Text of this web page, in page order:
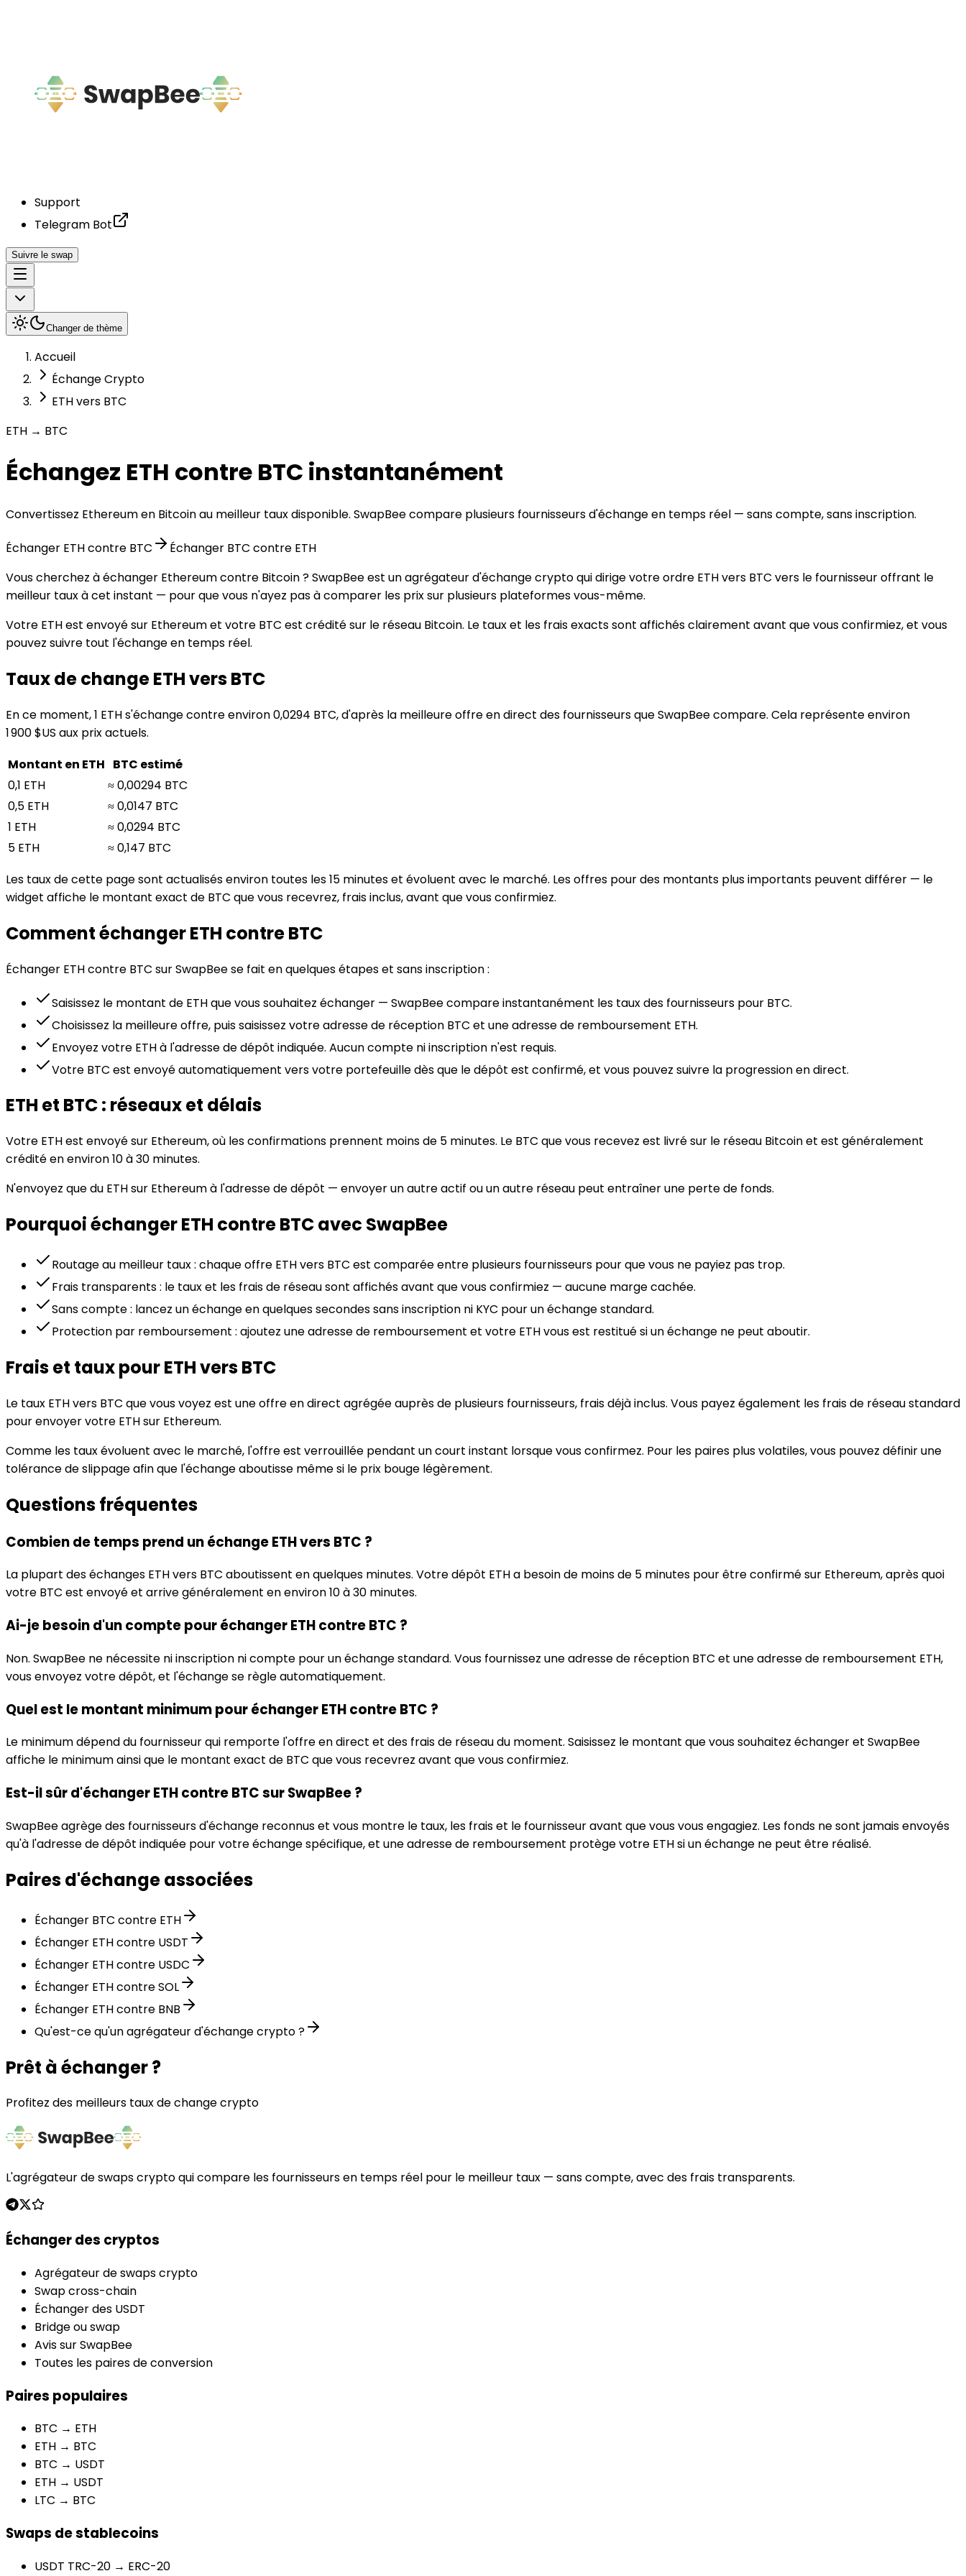
Support
Telegram Bot
Suivre le swap
Changer de thème
Accueil
Échange Crypto
ETH vers BTC
ETH → BTC
Échangez ETH contre BTC instantanément
Convertissez Ethereum en Bitcoin au meilleur taux disponible. SwapBee compare plusieurs fournisseurs d'échange en temps réel — sans compte, sans inscription.
Échanger ETH contre BTC
Échanger BTC contre ETH
Vous cherchez à échanger Ethereum contre Bitcoin ? SwapBee est un agrégateur d'échange crypto qui dirige votre ordre ETH vers BTC vers le fournisseur offrant le
meilleur taux à cet instant — pour que vous n'ayez pas à comparer les prix sur plusieurs plateformes vous-même.
Votre ETH est envoyé sur Ethereum et votre BTC est crédité sur le réseau Bitcoin. Le taux et les frais exacts sont affichés clairement avant que vous confirmiez, et vous
pouvez suivre tout l'échange en temps réel.
Taux de change ETH vers BTC
En ce moment, 1 ETH s'échange contre environ 0,0294 BTC, d'après la meilleure offre en direct des fournisseurs que SwapBee compare. Cela représente environ
1 900 $US aux prix actuels.
Montant en ETH BTC estimé
0,1 ETH
≈ 0,00294 BTC
0,5 ETH
≈ 0,0147 BTC
1 ETH
≈ 0,0294 BTC
5 ETH
≈ 0,147 BTC
Les taux de cette page sont actualisés environ toutes les 15 minutes et évoluent avec le marché. Les offres pour des montants plus importants peuvent différer — le
widget affiche le montant exact de BTC que vous recevrez, frais inclus, avant que vous confirmiez.
Comment échanger ETH contre BTC
Échanger ETH contre BTC sur SwapBee se fait en quelques étapes et sans inscription :
Saisissez le montant de ETH que vous souhaitez échanger — SwapBee compare instantanément les taux des fournisseurs pour BTC.
Choisissez la meilleure offre, puis saisissez votre adresse de réception BTC et une adresse de remboursement ETH.
Envoyez votre ETH à l'adresse de dépôt indiquée. Aucun compte ni inscription n'est requis.
Votre BTC est envoyé automatiquement vers votre portefeuille dès que le dépôt est confirmé, et vous pouvez suivre la progression en direct.
ETH et BTC : réseaux et délais
Votre ETH est envoyé sur Ethereum, où les confirmations prennent moins de 5 minutes. Le BTC que vous recevez est livré sur le réseau Bitcoin et est généralement
crédité en environ 10 à 30 minutes.
N'envoyez que du ETH sur Ethereum à l'adresse de dépôt — envoyer un autre actif ou un autre réseau peut entraîner une perte de fonds.
Pourquoi échanger ETH contre BTC avec SwapBee
Routage au meilleur taux : chaque offre ETH vers BTC est comparée entre plusieurs fournisseurs pour que vous ne payiez pas trop.
Frais transparents : le taux et les frais de réseau sont affichés avant que vous confirmiez — aucune marge cachée.
Sans compte : lancez un échange en quelques secondes sans inscription ni KYC pour un échange standard.
Protection par remboursement : ajoutez une adresse de remboursement et votre ETH vous est restitué si un échange ne peut aboutir.
Frais et taux pour ETH vers BTC
Le taux ETH vers BTC que vous voyez est une offre en direct agrégée auprès de plusieurs fournisseurs, frais déjà inclus. Vous payez également les frais de réseau standard
pour envoyer votre ETH sur Ethereum.
Comme les taux évoluent avec le marché, l'offre est verrouillée pendant un court instant lorsque vous confirmez. Pour les paires plus volatiles, vous pouvez définir une
tolérance de slippage afin que l'échange aboutisse même si le prix bouge légèrement.
Questions fréquentes
Combien de temps prend un échange ETH vers BTC ?
La plupart des échanges ETH vers BTC aboutissent en quelques minutes. Votre dépôt ETH a besoin de moins de 5 minutes pour être confirmé sur Ethereum, après quoi
votre BTC est envoyé et arrive généralement en environ 10 à 30 minutes.
Ai-je besoin d'un compte pour échanger ETH contre BTC ?
Non. SwapBee ne nécessite ni inscription ni compte pour un échange standard. Vous fournissez une adresse de réception BTC et une adresse de remboursement ETH,
vous envoyez votre dépôt, et l'échange se règle automatiquement.
Quel est le montant minimum pour échanger ETH contre BTC ?
Le minimum dépend du fournisseur qui remporte l'offre en direct et des frais de réseau du moment. Saisissez le montant que vous souhaitez échanger et SwapBee
affiche le minimum ainsi que le montant exact de BTC que vous recevrez avant que vous confirmiez.
Est-il sûr d'échanger ETH contre BTC sur SwapBee ?
SwapBee agrège des fournisseurs d'échange reconnus et vous montre le taux, les frais et le fournisseur avant que vous vous engagiez. Les fonds ne sont jamais envoyés
qu'à l'adresse de dépôt indiquée pour votre échange spécifique, et une adresse de remboursement protège votre ETH si un échange ne peut être réalisé.
Paires d'échange associées
Échanger BTC contre ETH
Échanger ETH contre USDT
Échanger ETH contre USDC
Échanger ETH contre SOL
Échanger ETH contre BNB
Qu'est-ce qu'un agrégateur d'échange crypto ?
Prêt à échanger ?
Profitez des meilleurs taux de change crypto
L'agrégateur de swaps crypto qui compare les fournisseurs en temps réel pour le meilleur taux — sans compte, avec des frais transparents.
Échanger des cryptos
Agrégateur de swaps crypto
Swap cross-chain
Échanger des USDT
Bridge ou swap
Avis sur SwapBee
Toutes les paires de conversion
Paires populaires
BTC → ETH
ETH → BTC
BTC → USDT
ETH → USDT
LTC → BTC
Swaps de stablecoins
USDT TRC-20 → ERC-20